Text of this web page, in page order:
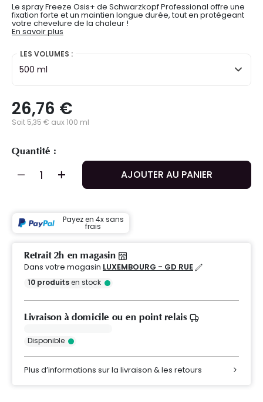
Le spray Freeze Osis+ de Schwarzkopf Professional offre une
fixation forte et un maintien longue durée, tout en protégeant
votre chevelure de la chaleur !
En savoir plus
LES VOLUMES :
500 ml
26,76 €
Soit 5,35 € aux 100 ml
Quantité :
AJOUTER AU PANIER
Payez en 4x sans
frais
Retrait 2h en magasin
Dans votre magasin LUXEMBOURG - GD RUE
10 produitsen stock
Livraison à domicile ou en point relais
Disponible
Plus d’informations sur la livraison & les retours